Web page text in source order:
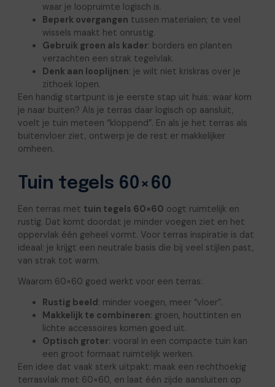
waar je loopruimte logisch is.
Beperk overgangen tussen materialen; te veel
wissels maakt het onrustig.
Gebruik groen als kader: borders en planten
verzachten een strak tegelvlak.
Denk aan looplijnen: je wilt niet kriskras over je
zithoek lopen.
Een handig startpunt is je eerste stap uit huis: waar kom
je naar buiten? Als je terras daar logisch op aansluit,
voelt je tuin meteen “kloppend”. En als je het terras als
buitenvloer ziet, ontwerp je de rest er makkelijker
omheen.
Tuin tegels 60×60
Een terras met tuin tegels 60×60 oogt ruimtelijk en
rustig. Dat komt doordat je minder voegen ziet en het
oppervlak één geheel vormt. Voor terras inspiratie is dat
ideaal: je krijgt een neutrale basis die bij veel stijlen past,
van strak tot warm.
Waarom 60×60 goed werkt voor een terras:
Rustig beeld: minder voegen, meer “vloer”.
Makkelijk te combineren: groen, houttinten en
lichte accessoires komen goed uit.
Optisch groter: vooral in een compacte tuin kan
een groot formaat ruimtelijk werken.
Een idee dat vaak sterk uitpakt: maak een rechthoekig
terrasvlak met 60×60, en laat één zijde aansluiten op